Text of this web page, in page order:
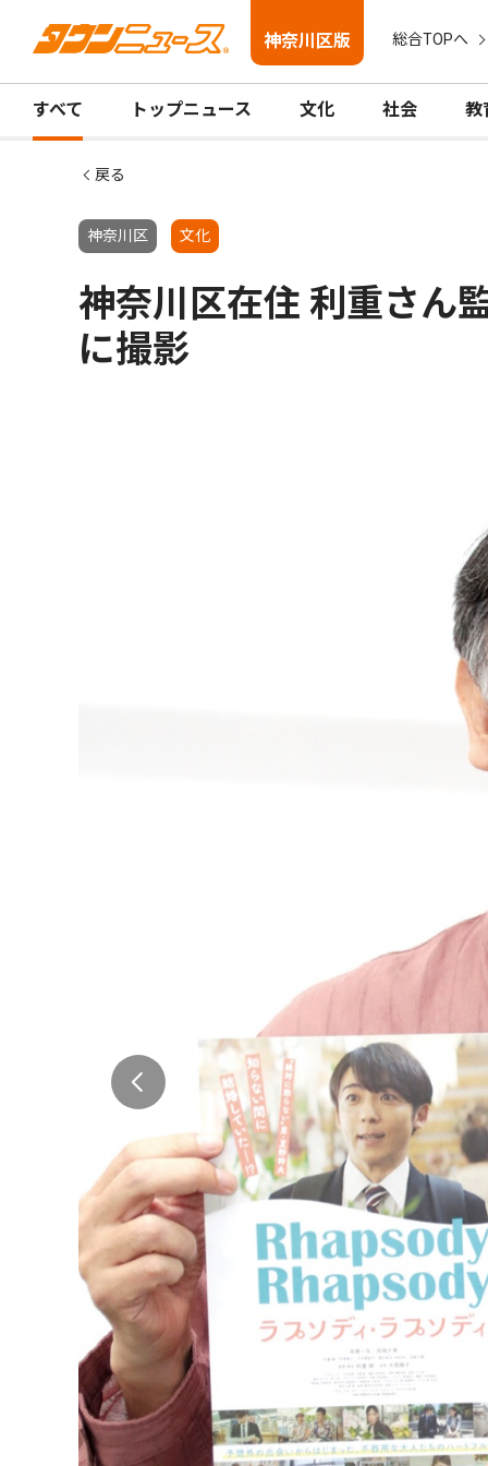
神奈川区版 総合TOPへ
すべて トップニュース 文化 社会 教
戻る
神奈川区 文化
神奈川区在住 利重さん
に撮影